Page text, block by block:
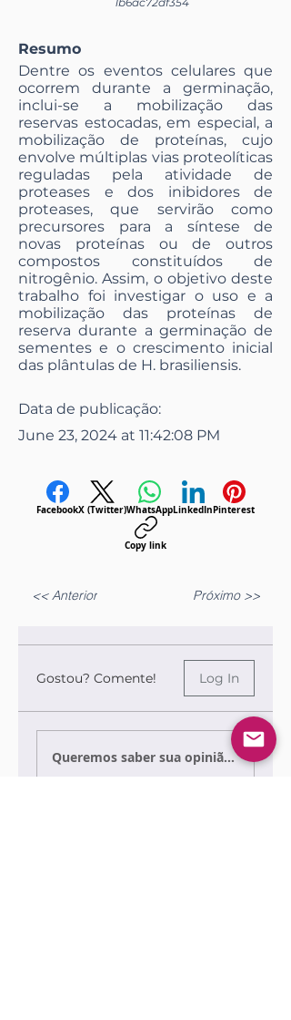
Resumo
Dentre os eventos celulares que
ocorrem durante a germinação,
inclui-se a mobilização das
reservas estocadas, em especial, a
mobilização de proteínas, cujo
envolve múltiplas vias proteolíticas
reguladas pela atividade de
proteases e dos inibidores de
proteases, que servirão como
precursores para a síntese de
novas proteínas ou de outros
compostos constituídos de
nitrogênio. Assim, o objetivo deste
trabalho foi investigar o uso e a
mobilização das proteínas de
reserva durante a germinação de
sementes e o crescimento inicial
das plântulas de H. brasiliensis.
Data de publicação:
June 23, 2024 at 11:42:08 PM
FacebookX (Twitter)WhatsAppLinkedInPinterest
Copy link
<< Anterior Próximo >>
Gostou? Comente! Log In
Queremos saber sua opinião sobre a